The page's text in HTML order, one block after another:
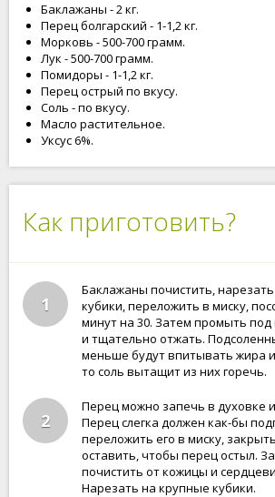
Баклажаны - 2 кг.
Перец болгарский - 1-1,2 кг.
Морковь - 500-700 грамм.
Лук - 500-700 грамм.
Помидоры - 1-1,2 кг.
Перец острый по вкусу.
Соль - по вкусу.
Масло растительное.
Уксус 6%.
Как приготовить?
1
Баклажаны почистить,
кубики, переложить в миску,
минут на 30. Затем промыть
и тщательно отжать.
меньше будут впитывать жира
то соль вытащит из них горечь.
2
Перец можно запечь в духовке
Перец слегка должен как-бы
переложить его в миску,
оставить, чтобы перец остыл.
почистить от кожицы и
Нарезать на крупные кубики.